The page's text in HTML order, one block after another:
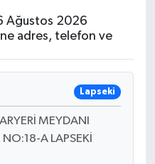
Ağustos 2026
adres, telefon ve
Lapseki
MEYDANI
A LAPSEKİ